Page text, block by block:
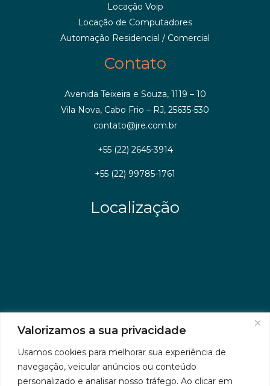
Valorizamos a sua privacidade
Usamos cookies para melhorar sua experiência de
navegação, veicular anúncios ou conteúdo
personalizado e analisar nosso tráfego. Ao clicar em
Locação Voip
Locação de Computadores
Automação Residencial / Comercial
Contato
Avenida Teixeira e Souza, 1119 – 10
Vila Nova, Cabo Frio – RJ, 25635-530
contato@jre.com.br
+55 (22) 2645-3914
+55 (22) 99785-1761
Localização